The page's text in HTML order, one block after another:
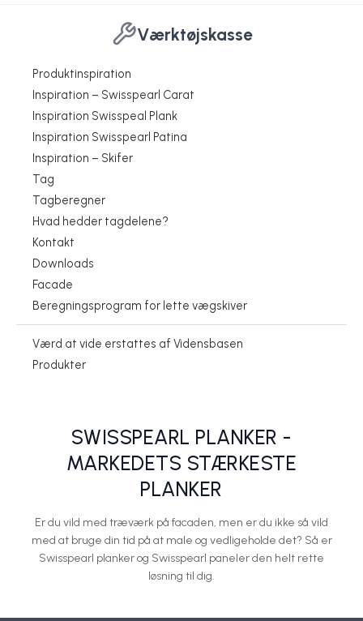
Værktøjskasse
Produktinspiration
Inspiration – Swisspearl Carat
Inspiration Swisspeal Plank
Inspiration Swisspearl Patina
Inspiration – Skifer
Tag
Tagberegner
Hvad hedder tagdelene?
Kontakt
Downloads
Facade
Beregningsprogram for lette vægskiver
Værd at vide erstattes af Vidensbasen
Produkter
Fornuftig fornyelse
Parcelhus blev vendt på hovedet
Swisspearl Partner - Få styr på produkterne
Fra bungalow til boligdrøm
Fra dårlig stand til dejlig familiebolig
SWISSPEARL PLANKER -
MARKEDETS STÆRKESTE
PLANKER
Er du vild med træværk på facaden, men er du ikke så vild
med at bruge din tid på at male og vedligeholde det? Så er
Swisspearl planker og Swisspearl paneler den helt rette
løsning til dig.